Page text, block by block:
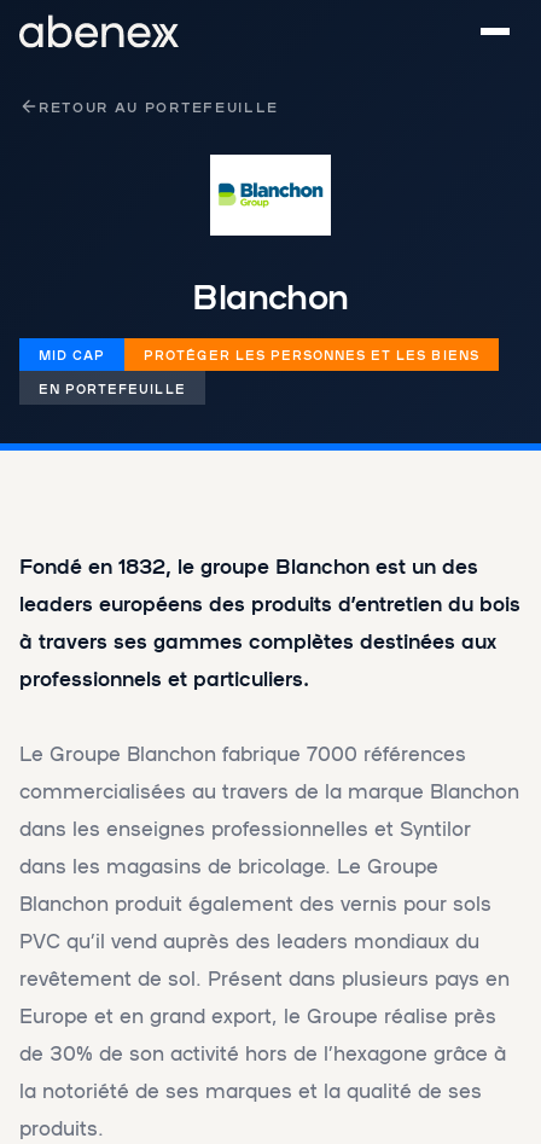
RETOUR AU PORTEFEUILLE
Blanchon
MID CAP
PROTÉGER LES PERSONNES ET LES BIENS
EN PORTEFEUILLE
Fondé en 1832, le groupe Blanchon est un des
leaders européens des produits d’entretien du bois
à travers ses gammes complètes destinées aux
professionnels et particuliers.
Le Groupe Blanchon fabrique 7000 références
commercialisées au travers de la marque Blanchon
dans les enseignes professionnelles et Syntilor
dans les magasins de bricolage. Le Groupe
Blanchon produit également des vernis pour sols
PVC qu’il vend auprès des leaders mondiaux du
revêtement de sol. Présent dans plusieurs pays en
Europe et en grand export, le Groupe réalise près
de 30% de son activité hors de l’hexagone grâce à
la notoriété de ses marques et la qualité de ses
produits.
Panneau de gestion des cookies